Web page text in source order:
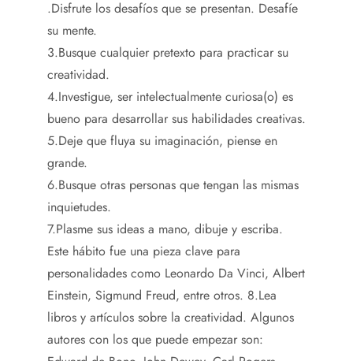
.Disfrute los desafíos que se presentan. Desafíe
su mente.
3.Busque cualquier pretexto para practicar su
creatividad.
4.Investigue, ser intelectualmente curiosa(o) es
bueno para desarrollar sus habilidades creativas.
5.Deje que fluya su imaginación, piense en
grande.
6.Busque otras personas que tengan las mismas
inquietudes.
7.Plasme sus ideas a mano, dibuje y escriba.
Este hábito fue una pieza clave para
personalidades como Leonardo Da Vinci, Albert
Einstein, Sigmund Freud, entre otros. 8.Lea
libros y artículos sobre la creatividad. Algunos
autores con los que puede empezar son: